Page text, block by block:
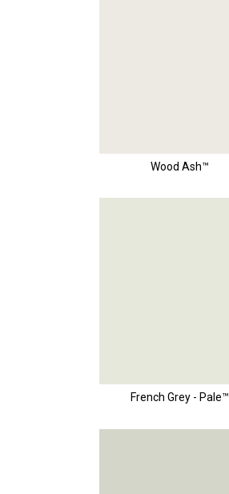
Wood Ash™
French Grey - Pale™